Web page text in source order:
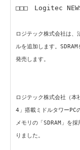
□□□ Logitec
ロジテック株式会社は
ルを追加します。
発売します。
ロジテック株式会社（
4」搭載ミドルタワーPC
メモリの「SDRAM」を
りました。